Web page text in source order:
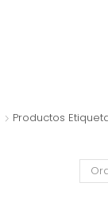
Productos